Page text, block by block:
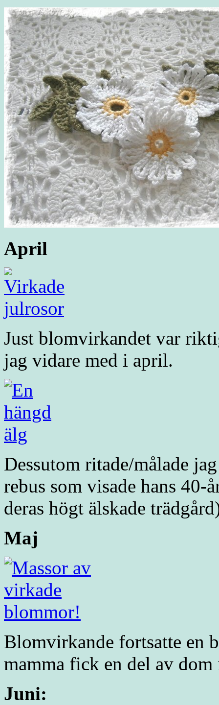
April
Just blomvirkandet var
jag vidare med i april.
Dessutom ritade/målade
rebus som visade hans 40-
deras högt älskade
Maj
Blomvirkande fortsatte en
mamma fick en del av dom
Juni: